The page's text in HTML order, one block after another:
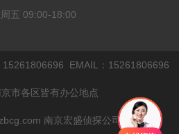
周五 09:00-18:00
EMAIL：15261806696
市各区皆有办公地点
南京宏盛侦探公司 All rights